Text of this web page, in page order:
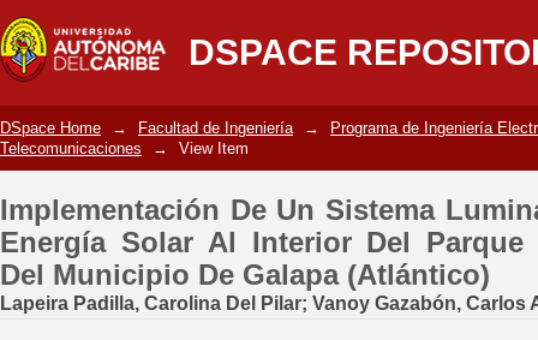
DSPACE
Implementación De Un Sistema
Del Parque Biotemático Megua Del
DSpace Home → Facultad de Ingeniería →
Programa de Ingeniería
Telecomunicaciones
→ View Item
Implementación De Un Sistema
Energía Solar Al Interior Del Parque
Del Municipio De Galapa (Atlántico)
Lapeira Padilla, Carolina Del Pilar; Vanoy Gazabón, Carlos